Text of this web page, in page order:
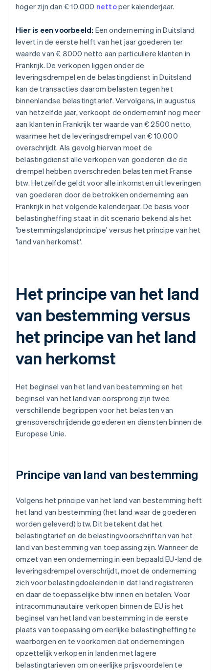
hoger zijn dan € 10.000 nettoper kalenderjaar.
Hier is een voorbeeld: Een onderneming in Duitsland
levert in de eerste helft van het jaar goederen ter
waarde van € 8000 netto aan particuliere klanten in
Frankrijk. De verkopen liggen onder de
leveringsdrempel en de belastingdienst in Duitsland
kan de transacties daarom belasten tegen het
binnenlandse belastingtarief. Vervolgens, in augustus
van hetzelfde jaar, verkoopt de onderneminf nog meer
aan klanten in Frankrijk ter waarde van € 2500 netto,
waarmee het de leveringsdrempel van € 10.000
overschrijdt. Als gevolg hiervan moet de
belastingdienst alle verkopen van goederen die de
drempel hebben overschreden belasten met Franse
btw. Hetzelfde geldt voor alle inkomsten uit leveringen
van goederen door de betrokken onderneming aan
Frankrijk in het volgende kalenderjaar. De basis voor
belastingheffing staat in dit scenario bekend als het
'bestemmingslandprincipe' versus het principe van het
'land van herkomst'.
Het principe van het land
van bestemming versus
het principe van het land
van herkomst
Het beginsel van het land van bestemming en het
beginsel van het land van oorsprong zijn twee
verschillende begrippen voor het belasten van
grensoverschrijdende goederen en diensten binnen de
Europese Unie.
Principe van land van bestemming
Volgens het principe van het land van bestemming heft
het land van bestemming (het land waar de goederen
worden geleverd) btw. Dit betekent dat het
belastingtarief en de belastingvoorschriften van het
land van bestemming van toepassing zijn. Wanneer de
omzet van een onderneming in een bepaald EU-land de
leveringsdrempel overschrijdt, moet de onderneming
zich voor belastingdoeleinden in dat land registreren
en daar de toepasselijke btw innen en betalen. Voor
intracommunautaire verkopen binnen de EU is het
beginsel van het land van bestemming in de eerste
plaats van toepassing om eerlijke belastingheffing te
waarborgen en te voorkomen dat ondernemingen
opzettelijk verkopen in landen met lagere
belastingtarieven om oneerlijke prijsvoordelen te